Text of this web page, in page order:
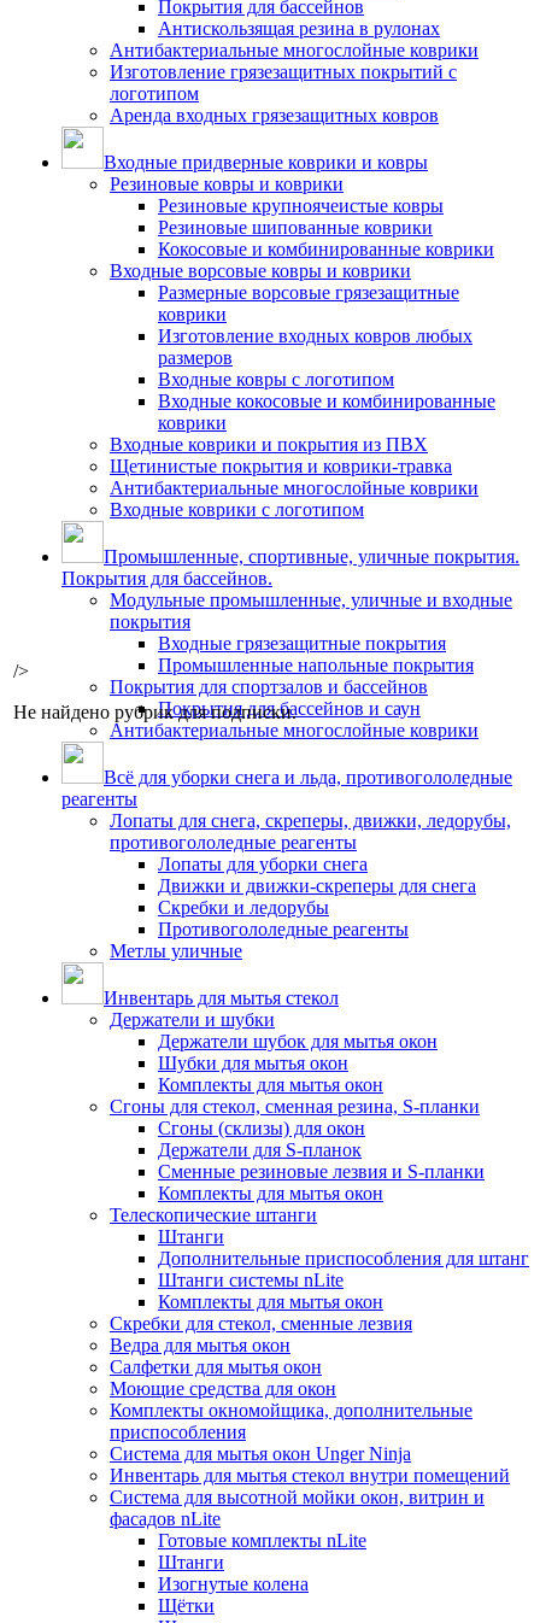
Покрытия для бассейнов
Антискользящая резина в рулонах
Антибактериальные многослойные коврики
Изготовление грязезащитных покрытий с
логотипом
Аренда входных грязезащитных ковров
Входные придверные коврики и ковры
Резиновые ковры и коврики
Резиновые крупноячеистые ковры
Резиновые шипованные коврики
Кокосовые и комбинированные коврики
Входные ворсовые ковры и коврики
Размерные ворсовые грязезащитные
коврики
Изготовление входных ковров любых
размеров
Входные ковры с логотипом
Входные кокосовые и комбинированные
коврики
Входные коврики и покрытия из ПВХ
Щетинистые покрытия и коврики-травка
Антибактериальные многослойные коврики
Входные коврики с логотипом
Промышленные, спортивные, уличные покрытия.
Покрытия для бассейнов.
Модульные промышленные, уличные и входные
покрытия
Входные грязезащитные покрытия
Промышленные напольные покрытия
Покрытия для спортзалов и бассейнов
Покрытия для бассейнов и саун
Антибактериальные многослойные коврики
Всё для уборки снега и льда, противогололедные
реагенты
Лопаты для снега, скреперы, движки, ледорубы,
противогололедные реагенты
Лопаты для уборки снега
Движки и движки-скреперы для снега
Скребки и ледорубы
Противогололедные реагенты
Метлы уличные
Инвентарь для мытья стекол
Держатели и шубки
Держатели шубок для мытья окон
Шубки для мытья окон
Комплекты для мытья окон
Сгоны для стекол, сменная резина, S-планки
Сгоны (склизы) для окон
Держатели для S-планок
Сменные резиновые лезвия и S-планки
Комплекты для мытья окон
Телескопические штанги
Штанги
Дополнительные приспособления для штанг
Штанги системы nLite
Комплекты для мытья окон
Скребки для стекол, сменные лезвия
Ведра для мытья окон
Салфетки для мытья окон
Моющие средства для окон
Комплекты окномойщика, дополнительные
приспособления
Система для мытья окон Unger Ninja
Инвентарь для мытья стекол внутри помещений
Система для высотной мойки окон, витрин и
фасадов nLite
Готовые комплекты nLite
Штанги
Изогнутые колена
Щётки
/>
Не найдено рубрик для подписки.